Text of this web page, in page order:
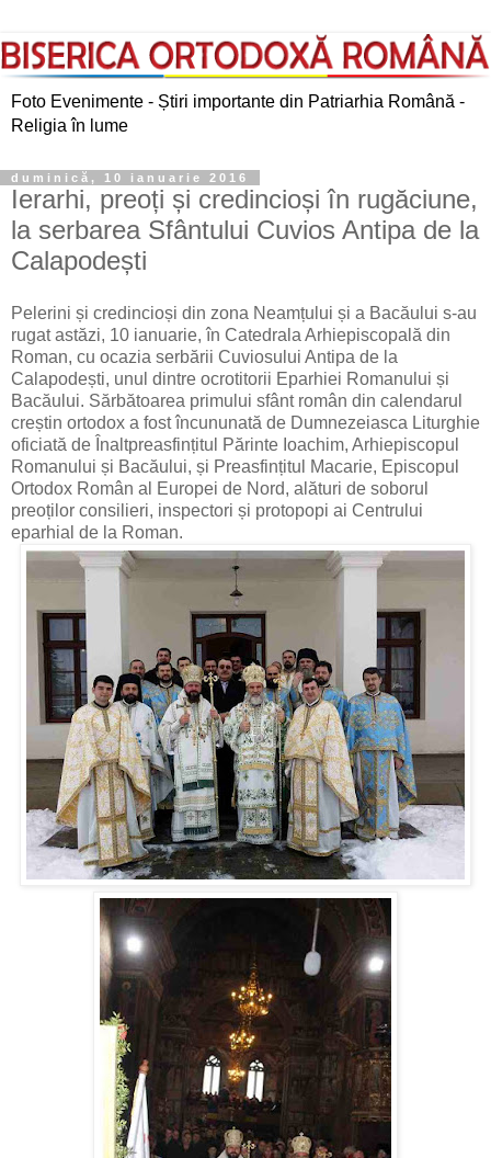
Foto Evenimente - Știri importante din Patriarhia Română -
Religia în lume
duminică, 10 ianuarie 2016
Ierarhi, preoți și credincioși în rugăciune,
la serbarea Sfântului Cuvios Antipa de la
Calapodești
Pelerini și credincioși din zona Neamțului și a Bacăului s-au
rugat astăzi, 10 ianuarie, în Catedrala Arhiepiscopală din
Roman, cu ocazia serbării Cuviosului Antipa de la
Calapodești, unul dintre ocrotitorii Eparhiei Romanului și
Bacăului. Sărbătoarea primului sfânt român din calendarul
creștin ortodox a fost încununată de Dumnezeiasca Liturghie
oficiată de Înaltpreasfințitul Părinte Ioachim, Arhiepiscopul
Romanului și Bacăului, și Preasfințitul Macarie, Episcopul
Ortodox Român al Europei de Nord, alături de soborul
preoților consilieri, inspectori și protopopi ai Centrului
eparhial de la Roman.